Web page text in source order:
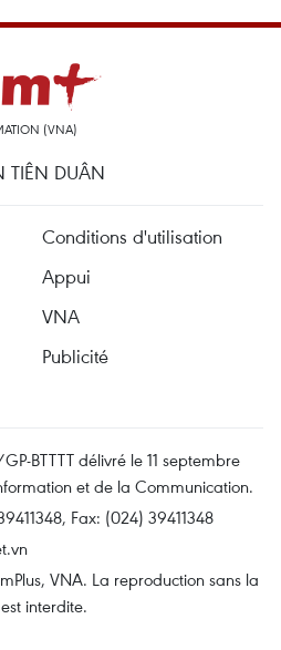
(VNA)
TIÊN DUÂN
Conditions d'utilisation
Appui
VNA
Publicité
BTTTT délivré le 11 septembre
et de la Communication.
Fax: (024) 39411348
VNA. La reproduction sans la
interdite.